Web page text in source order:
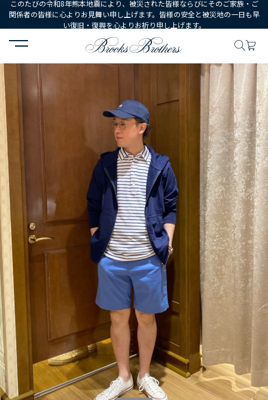
このたびの令和8年熊本地震により、被災された皆様ならびにそのご家族・ご
関係者の皆様に心よりお見舞い申し上げます。皆様の安全と被災地の一日も早
い復旧・復興を心よりお祈り申し上げます。
HOME コーディネート コーディネート詳細